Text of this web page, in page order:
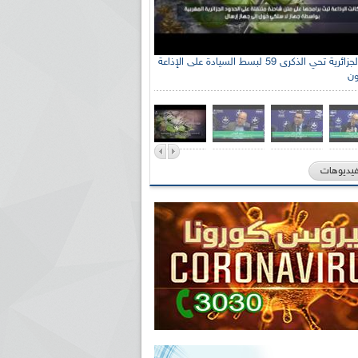
الإذاعة الجزائرية تحي الذكرى 59 لبسط السيادة على الإذاعة